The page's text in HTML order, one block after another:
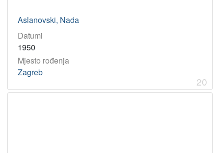
Aslanovski, Nada
Datumi
1950
Mjesto rođenja
Zagreb
20